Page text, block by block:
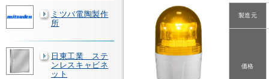
ミツバ電陶製作
所
日東工業 ステ
ンレスキャビネ
ット
製造元
価格